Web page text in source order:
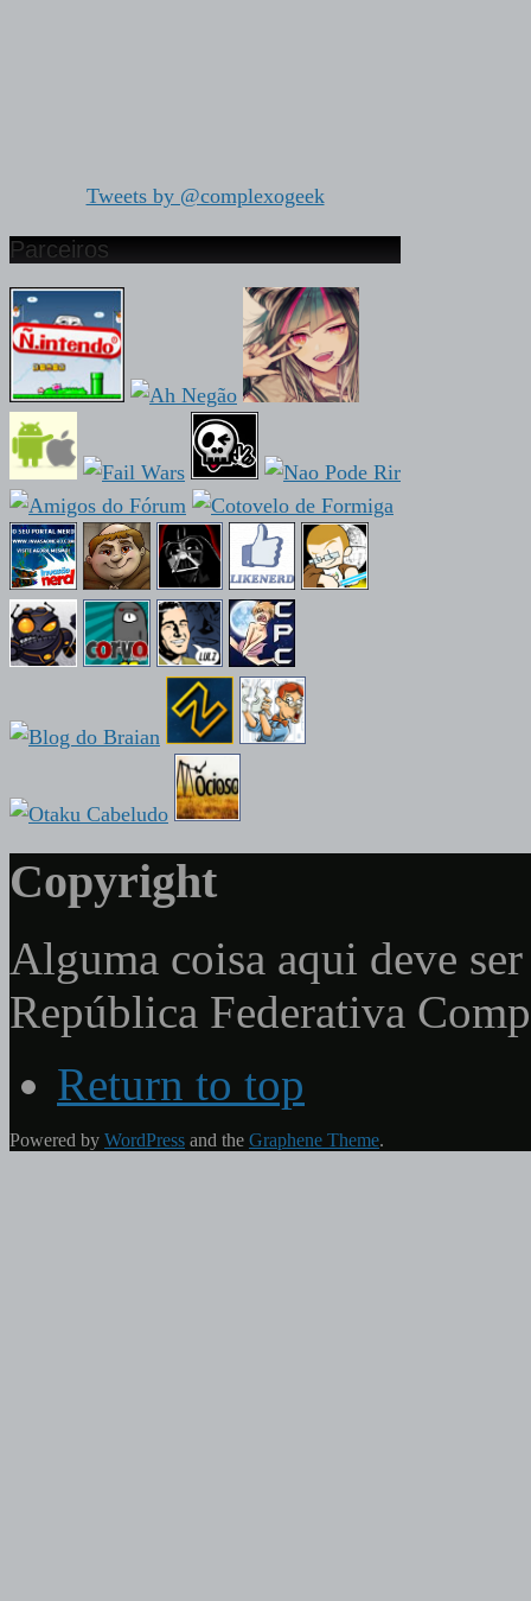
Tweets by @complexogeek
Parceiros
Copyright
Alguma coisa aqui deve
República Federativa
Return to top
Powered by WordPress and the Graphene Theme.